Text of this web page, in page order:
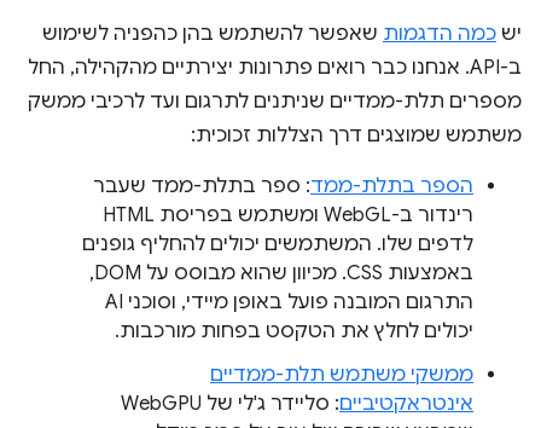
יש כמה הדגמות שאפשר להשתמש בהן כהפניה לשימוש
ב-API. אנחנו כבר רואים פתרונות יצירתיים מהקהילה, החל
מספרים תלת-ממדיים שניתנים לתרגום ועד לרכיבי ממשק
משתמש שמוצגים דרך הצללות זכוכית:
הספר בתלת-ממד: ספר בתלת-ממד שעבר
רינדור ב-WebGL ומשתמש בפריסת HTML
לדפים שלו. המשתמשים יכולים להחליף גופנים
באמצעות CSS. מכיוון שהוא מבוסס על DOM,
התרגום המובנה פועל באופן מיידי, וסוכני AI
יכולים לחלץ את הטקסט בפחות מורכבות.
ממשקי משתמש תלת-ממדיים
אינטראקטיביים
: סליידר ג'לי של WebGPU